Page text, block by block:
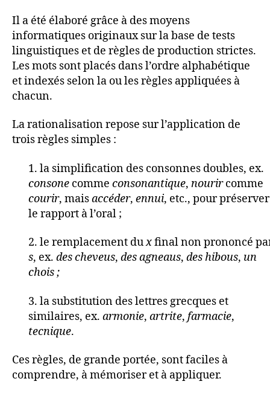
Il a été élaboré grâce à des moyens
informatiques originaux sur la base de tests
linguistiques et de règles de production strictes.
Les mots sont placés dans l’ordre alphabétique
et indexés selon la ou les règles appliquées à
chacun.
La rationalisation repose sur l’application de
trois règles simples :
1. la simplification des consonnes doubles, ex.
consone commeconsonantique,nourircomme
courir, maisaccéder,ennui, etc., pour préserver
le rapport à l’oral ;
2. le remplacement duxfinal non prononcé
s, ex.descheveus,desagneaus,deshibous, un
chois ;
3. la substitution des lettres grecques et
similaires, ex.armonie,artrite,farmacie,
tecnique.
Ces règles, de grande portée, sont faciles à
comprendre, à mémoriser et à appliquer.